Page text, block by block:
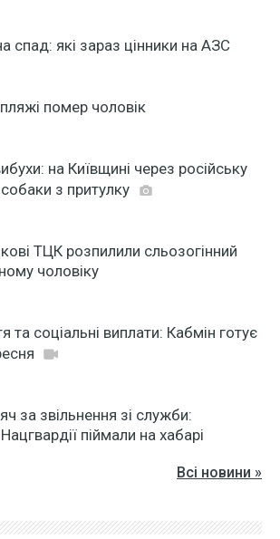
спад: які зараз цінники на АЗС
помер чоловік
на Київщині через російську
з притулку
ТЦК розпилили сльозогінний
чоловіку
та соціальні виплати: Кабмін готує
за звільнення зі служби:
піймали на хабарі
Всі новини »